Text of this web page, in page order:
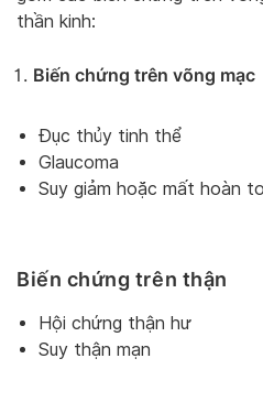
thần kinh:
Biến chứng trên võng mạc
Đục thủy tinh thể
Glaucoma
Suy giảm hoặc mất hoàn
Biến chứng trên thận
Hội chứng thận hư
Suy thận mạn